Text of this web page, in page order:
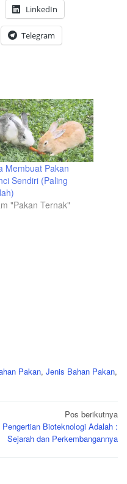
LinkedIn
Telegram
Membuat Pakan
Sendiri (Paling
"Pakan Ternak"
Pakan, Jenis Bahan Pakan,
Pos berikutnya
Pengertian Bioteknologi Adalah :
Sejarah dan Perkembangannya